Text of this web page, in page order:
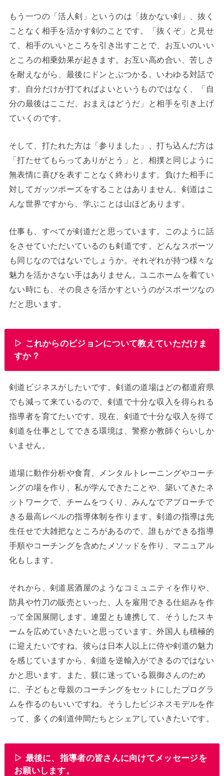
もう一つの「活人剣」というのは「抜かない剣」、抜く
ことなく相手を活かす剣のことです。「抜くぞ」と見せ
て、相手のいいところを引き出すことで、お互いのいい
ところの相乗効果が起きます。お互い高め合い、苦しさ
を耐えながら、最後にドンとぶつかる。いわゆる対話で
す。自分だけが打てればよいというものではなく、「自
分の最後はここだ、おまえはどうだ」と相手を引き上げ
ていくのです。
そして、打たれた方は「参りました」、打ち込んだ方は
「打たせてもらってありがとう」と、相撲と同じように
無表情に喜びを表すことなく終わります。負けた相手に
対してガッツポーズをすることはありません。剣道はこ
んな世界ですから、学ぶことは山ほどあります。
仕事も、すべてが剣道だと思っています。このように話
をさせていただいているのも剣道です。どんなスポーツ
も同じなのではないでしょうか。それぞれが持つ様々な
魅力を活かさない手はありません。ユニホームを着てい
ない時にも、その良さを活かすというのがスポーツなの
だと思います。
▷ これからのビジョンについて教えていただけま
すか？
剣道ビジネスがしたいです。剣道の道場はどの都道府県
でも減って来ているので、剣道で十分な収入を得られる
指導者を育てたいです。現在、剣道で十分な収入を得て
剣道を仕事としてできる環境は、警察か教師ぐらいしか
いません。
道場に動作分析や食育、メンタルトレーニングやコーチ
ングの場を作り、私が学んできたことや、築いてきたネ
ットワークで、チームをつくり、みんなでアプローチで
きる最高レベルの指導体制を作ります。剣道の指導は先
生任せで大雑把なところがあるので、誰もができる指導
手順やコーチングを含めたメソッドを作り、マニュアル
化もします。
それから、剣道居酒屋のようなコミュニティを作りや、
防具や竹刀の販売といった、人を雇用できる仕組みを作
って全国展開します。連盟とも連携して、そうしたスキ
ームを広めていきたいと思っています。外国人も積極的
に迎えたいですね。彼らは日本人以上に侍や剣道の魅力
を感じていますから、剣道を逆輸入ができるのではない
かと思います。また、躾に迷っている親御さんのため
に、子どもと母親のコーチングをセットにしたプログラ
ムを作るのもいいですね。そうしたビジネスモデルを作
って、多くの剣道仲間たちとシェアしていきたいです。
▷ 最後に、指導者の皆さんに向けてメッセージを
お願いします。